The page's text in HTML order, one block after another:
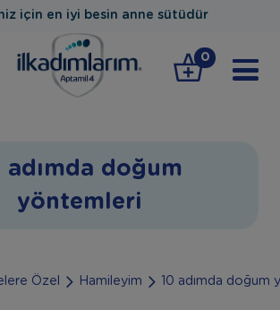
için en iyi besin anne sütüdür
0
adımda doğum
yöntemleri
Özel Hamileyim 10 adımda doğum